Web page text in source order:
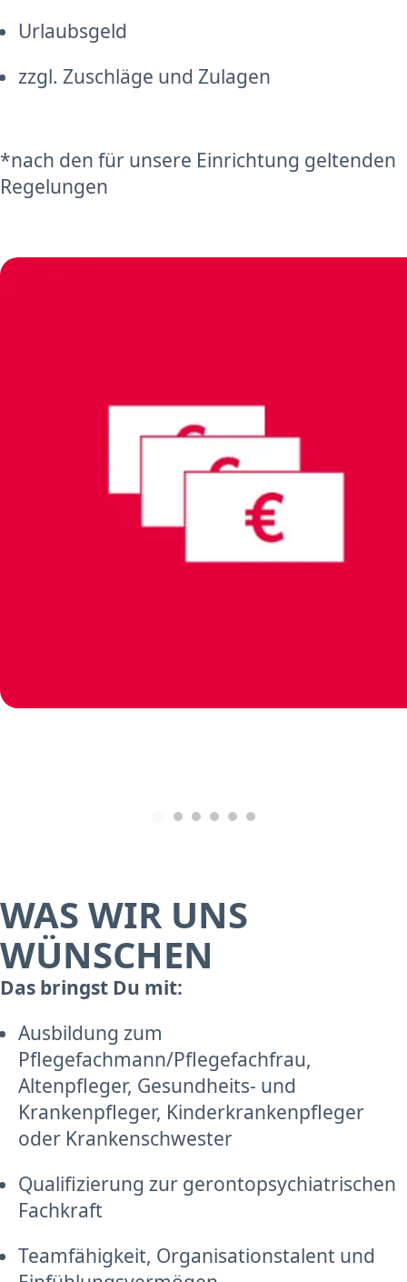
Urlaubsgeld
zzgl. Zuschläge und Zulagen
*nach den für unsere Einrichtung geltenden
Regelungen
WAS WIR UNS
WÜNSCHEN
Das bringst Du mit:
Ausbildung zum
Pflegefachmann/Pflegefachfrau,
Altenpfleger, Gesundheits- und
Krankenpfleger, Kinderkrankenpfleger
oder Krankenschwester
Qualifizierung zur gerontopsychiatrischen
Fachkraft
Teamfähigkeit, Organisationstalent und